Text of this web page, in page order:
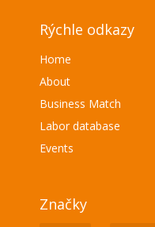
Rýchle odkazy
Home
About
Business Match
Labor database
Events
Značky